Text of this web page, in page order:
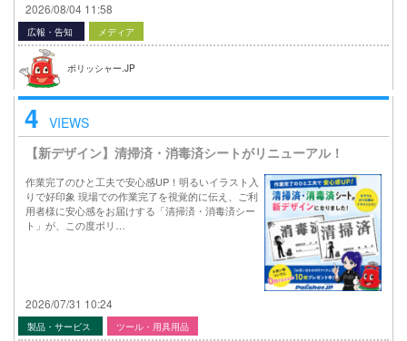
2026/08/04 11:58
広報・告知 メディア
ポリッシャー.JP
4 VIEWS
【新デザイン】清掃済・消毒済シートがリニューアル！
作業完了のひと工夫で安心感UP！明るいイラスト入
りで好印象 現場での作業完了を視覚的に伝え、ご利
用者様に安心感をお届けする「清掃済・消毒済シー
ト」が、この度ポリ…
2026/07/31 10:24
製品・サービス ツール・用具用品